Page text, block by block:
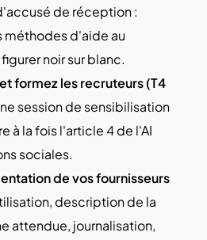
de réception :
méthodes d'aide au
noir sur blanc.
formez les recruteurs (T4
session de sensibilisation
à la fois l'article 4 de l'AI
sociales.
de vos fournisseurs
description de la
attendue, journalisation,